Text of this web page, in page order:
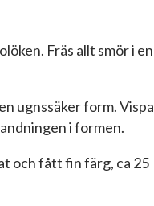
Fräs allt smör i en
ugnssäker form. Vispa
i formen.
och fått fin färg, ca 25